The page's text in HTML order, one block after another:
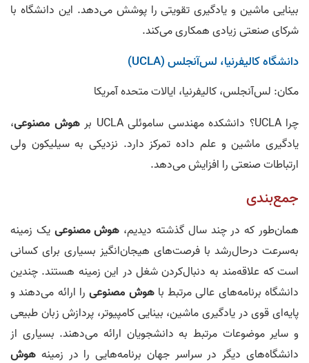
بینایی ماشین و یادگیری تقویتی را پوشش می‌دهد. این دانشگاه با
شرکای صنعتی زیادی همکاری می‌کند.
دانشگاه کالیفرنیا، لس‌آنجلس (UCLA)
مکان: لس‌آنجلس، کالیفرنیا، ایالات متحده آمریکا
چرا UCLA؟ دانشکده مهندسی ساموئلی UCLA بر
هوش مصنوعی،
یادگیری ماشین و علم داده تمرکز دارد. نزدیکی به سیلیکون ولی
ارتباطات صنعتی را افزایش می‌دهد.
جمع‌بندی
همان‌طور که در چند سال گذشته دیدیم، هوش مصنوعی یک زمینه
به‌سرعت درحال‌رشد با فرصت‌های هیجان‌انگیز بسیاری برای کسانی
است که علاقه‌مند به دنبال‌کردن شغل در این زمینه هستند. چندین
دانشگاه برنامه‌های عالی مرتبط باهوش مصنوعیرا ارائه می‌دهند و
پایه‌ای قوی در یادگیری ماشین، بینایی کامپیوتر، پردازش زبان طبیعی
و سایر موضوعات مرتبط به دانشجویان ارائه می‌دهند. بسیاری از
دانشگاه‌های دیگر در سراسر جهان برنامه‌هایی را در زمینه هوش